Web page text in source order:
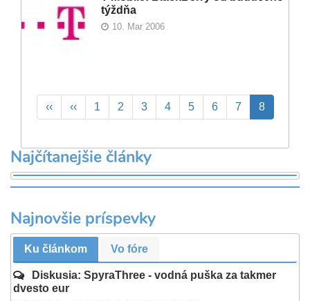
týždňa
10. Mar 2006
Pagination
First
page
‹‹
Previous
page
‹‹ Page
1 Page
2 Page
3 Page
4 Page
5 Page
6 Page
7
Aktuálna
stránka
8
Najčítanejšie články
Najnovšie príspevky
Ku článkom Vo fóre
Diskusia: SpyraThree - vodná puška za takmer
dvesto eur